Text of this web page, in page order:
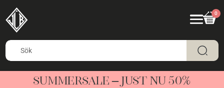
0
SUMMERSALE – JUST NU 50%